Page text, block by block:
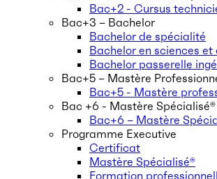
Bac+2 - Cursus
Bac+3 – Bachelor
Bachelor de spécialité
Bachelor en sciences et
Bachelor passerelle
Bac+5 – Mastère
Bac+5 - Mastère
Bac +6 - Mastère Spécialisé®
Bac+6 – Mastère
Programme Executive
Certificat
Mastère Spécialisé®
Formation